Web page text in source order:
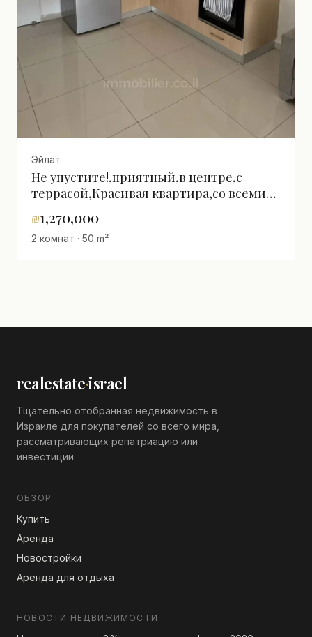
Эйлат
Не упустите!,приятный,в центре,с
террасой,Красивая квартира,со всеми
расположение,Хорошее
предложение,Хорошее предложение,С
окнами на разные стороны,тихий,В
₪1,270,000
2 комнат · 50 m²
realestate·israel
Тщательно отобранная недвижимость в
Израиле для покупателей со всего мира,
рассматривающих репатриацию или
инвестиции.
ОБЗОР
Купить
Аренда
Новостройки
Аренда для отдыха
НОВОСТИ НЕДВИЖИМОСТИ